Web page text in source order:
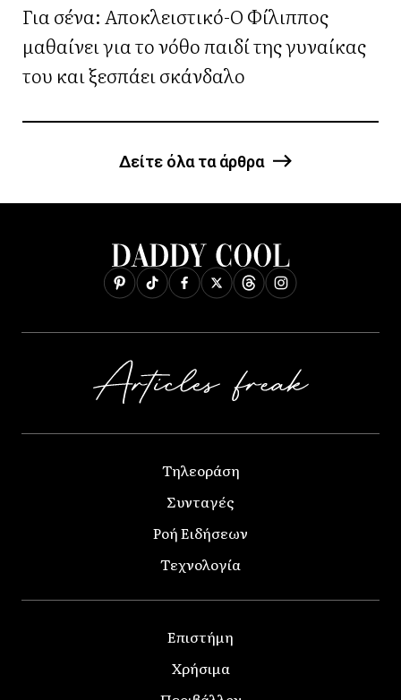
Για σένα: Αποκλειστικό-Ο Φίλιππος
μαθαίνει για το νόθο παιδί της γυναίκας
του και ξεσπάει σκάνδαλο
Δείτε όλα τα άρθρα
Τηλεοράση
Συνταγές
Ροή Ειδήσεων
Τεχνολογία
Επιστήμη
Χρήσιμα